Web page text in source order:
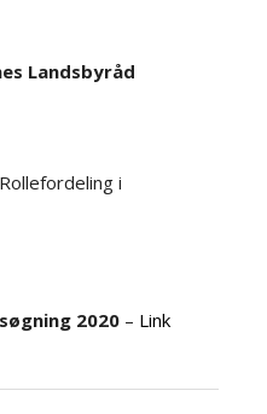
Landsbyråd
i
2020 – Link